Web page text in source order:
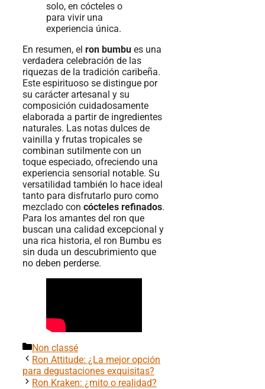
En resumen, el ron bumbu es una
verdadera celebración de las
riquezas de la tradición caribeña.
Este espirituoso se distingue por
su carácter artesanal y su
composición cuidadosamente
elaborada a partir de ingredientes
naturales. Las notas dulces de
vainilla y frutas tropicales se
combinan sutilmente con un
toque especiado, ofreciendo una
experiencia sensorial notable. Su
versatilidad también lo hace ideal
tanto para disfrutarlo puro como
mezclado con cócteles refinados.
Para los amantes del ron que
buscan una calidad excepcional y
una rica historia, el ron Bumbu es
sin duda un descubrimiento que
no deben perderse.
Categorías
Non classé
Ron Attitude: ¿La mejor opción
para degustaciones exquisitas?
Ron Kraken: ¿mito o realidad?